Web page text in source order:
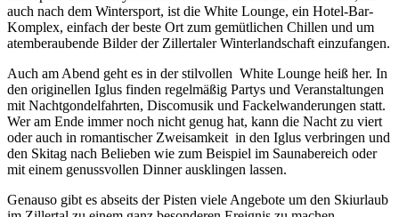
auch nach dem Wintersport, ist die White Lounge, ein Hotel-Bar-
Komplex, einfach der beste Ort zum gemütlichen Chillen und um
atemberaubende Bilder der Zillertaler Winterlandschaft einzufangen.
Auch am Abend geht es in der stilvollen White Lounge heiß her. In
den originellen Iglus finden regelmäßig Partys und Veranstaltungen
mit Nachtgondelfahrten, Discomusik und Fackelwanderungen statt.
Wer am Ende immer noch nicht genug hat, kann die Nacht zu viert
oder auch in romantischer Zweisamkeit in den Iglus verbringen und
den Skitag nach Belieben wie zum Beispiel im Saunabereich oder
mit einem genussvollen Dinner ausklingen lassen.
Genauso gibt es abseits der Pisten viele Angebote um den Skiurlaub